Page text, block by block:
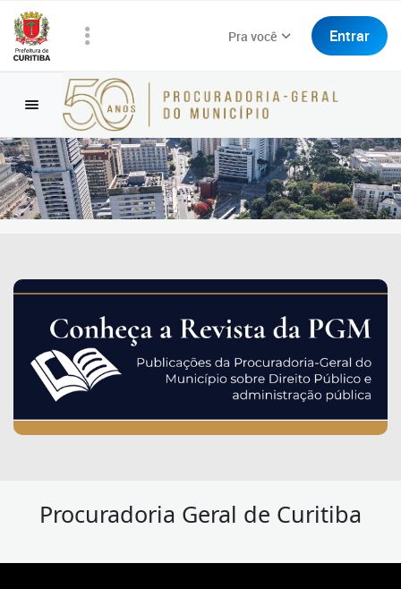
Pra você Entrar
Procuradoria Geral de Curitiba